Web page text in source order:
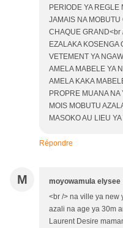
PERIODE YA REGLE
JAMAIS NA MOBUTU
CHAQUE GRAND<br
EZALAKA KOSENGA
VETEMENT YA
AMELA MABELE YA
AMELA KAKA
PROPRE MUANA NA
MOIS MOBUTU
MASOKO AU LIEU
Répondre
M moyowamula elysee
<br /> na ville ya new
azali na age ya 30m
Laurent Desire